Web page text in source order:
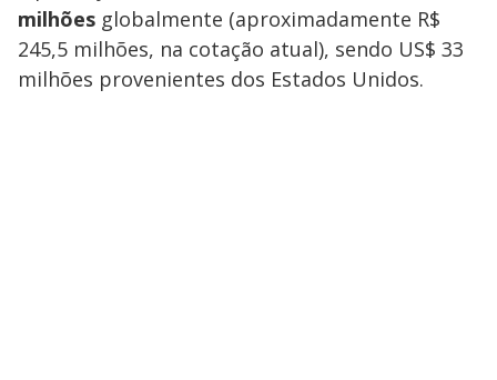
milhões globalmente (aproximadamente R$
245,5 milhões, na cotação atual), sendo US$ 33
milhões provenientes dos Estados Unidos.